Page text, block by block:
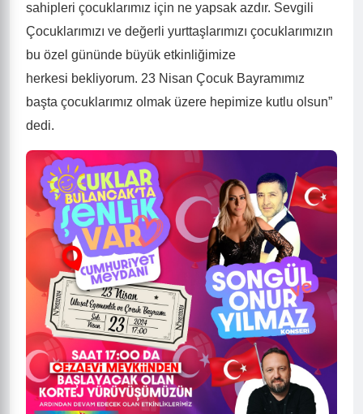
sahipleri çocuklarımız için ne yapsak azdır. Sevgili
Çocuklarımızı ve değerli yurttaşlarımızı çocuklarımızın
bu özel gününde büyük etkinliğimize
herkesi bekliyorum. 23 Nisan Çocuk Bayramımız
başta çocuklarımız olmak üzere hepimize kutlu olsun”
dedi.